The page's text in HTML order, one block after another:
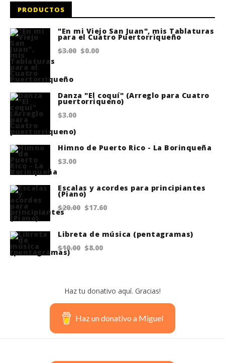
PRODUCTOS
"En mi Viejo San Juan", mis Tablaturas
para el Cuatro Puertorriqueño
$3.00 Original
$3.00.
$0.00
$0.00.
Danza "El coquí" (Arreglo para Cuatro
puertorriqueno)
$3.00
Himno de Puerto Rico - La Borinqueña
$3.00
Escalas y acordes para principiantes
(Piano)
$20.00 Original
was:
$20.00.
$17.60
is:
Libreta de música (pentagramas)
$10.00 Original
$10.00.
$8.00
$8.00.
Haz tu donativo aquí. Gracias!
Haz un donativo a Miguel